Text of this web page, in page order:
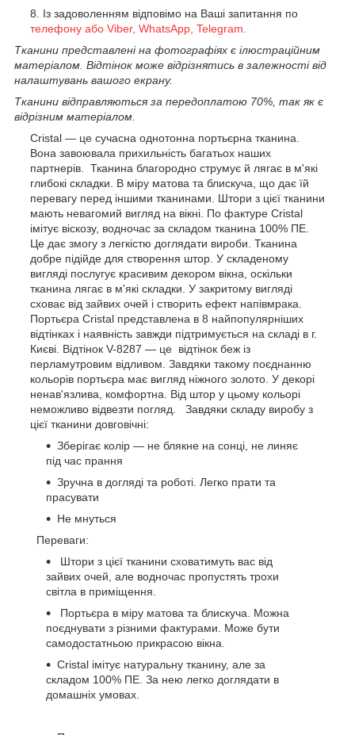
Із задоволенням відповімо на Ваші запитання по
телефону або Viber, WhatsApp, Telegram.
Тканини представлені на фотографіях є ілюстраційним
матеріалом. Відтінок може відрізнятись в залежності від
налаштувань вашого екрану.
Тканини відправляються за передоплатою 70%, так як є
відрізним матеріалом.
Cristal — це сучасна однотонна портьєрна тканина.
Вона завоювала прихильність багатьох наших
партнерів. Тканина благородно струмує й лягає в м'які
глибокі складки. В міру матова та блискуча, що дає їй
перевагу перед іншими тканинами. Штори з цієї тканини
мають невагомий вигляд на вікні. По фактуре Cristal
імітує віскозу, водночас за складом тканина 100% ПЕ.
Це дає змогу з легкістю доглядати вироби. Тканина
добре підійде для створення штор. У складеному
вигляді послугує красивим декором вікна, оскільки
тканина лягає в м'які складки. У закритому вигляді
сховає від зайвих очей і створить ефект напівмрака.
Портьєра Cristal представлена в 8 найпопулярніших
відтінках і наявність завжди підтримується на складі в г.
Києві. Відтінок V-8287 — це відтінок беж із
перламутровим відливом. Завдяки такому поєднанню
кольорів портьєра має вигляд ніжного золото. У декорі
ненав'язлива, комфортна. Від штор у цьому кольорі
неможливо відвезти погляд.
Завдяки складу виробу з
цієї тканини довговічні:
Зберігає колір — не блякне на сонці, не линяє
під час прання
Зручна в догляді та роботі. Легко прати та
прасувати
Не мнуться
Переваги:
Штори з цієї тканини сховатимуть вас від
зайвих очей, але водночас пропустять трохи
світла в приміщення.
Портьєра в міру матова та блискуча. Можна
поєднувати з різними фактурами. Може бути
самодостатньою прикрасою вікна.
Cristal імітує натуральну тканину, але за
складом 100% ПЕ. За нею легко доглядати в
домашніх умовах.